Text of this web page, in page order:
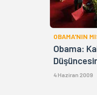
OBAMA'NIN
Obama:
4 Haziran 2009